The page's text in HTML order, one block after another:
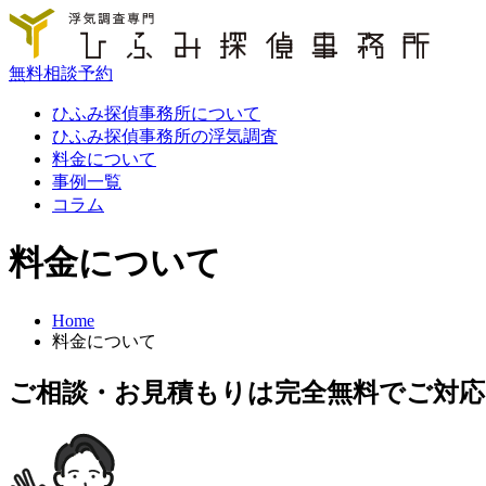
無料相談予約
ひふみ探偵事務所について
ひふみ探偵事務所の浮気調査
料金について
事例一覧
コラム
料金について
Home
料金について
ご相談・お見積もりは完全無料でご対